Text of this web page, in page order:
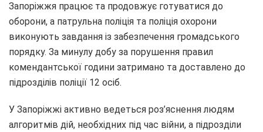
Запоріжжя працює та продовжує готуватися до
оборони, а патрульна поліція та поліція охорони
виконують завдання із забезпечення громадського
порядку. За минулу добу за порушення правил
комендантської години затримано та доставлено до
підрозділів поліції 12 осіб.
У Запоріжжі активно ведеться роз’яснення людям
алгоритмів дій, необхідних під час війни, а підрозділи